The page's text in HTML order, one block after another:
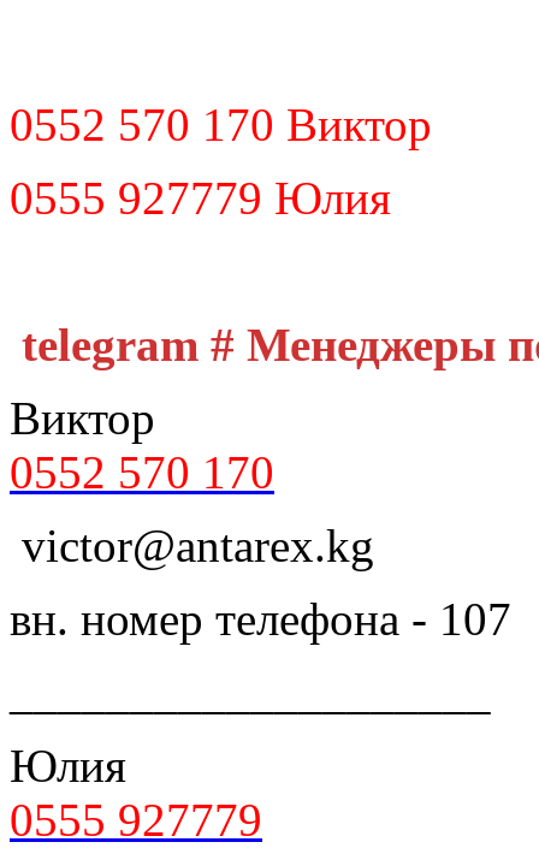
0552 570 170 Виктор
0555 927779 Юлия
telegram # Менеджеры
Виктор
0552 570 170
victor@antarex.kg
вн. номер телефона - 107
Юлия
0555 927779